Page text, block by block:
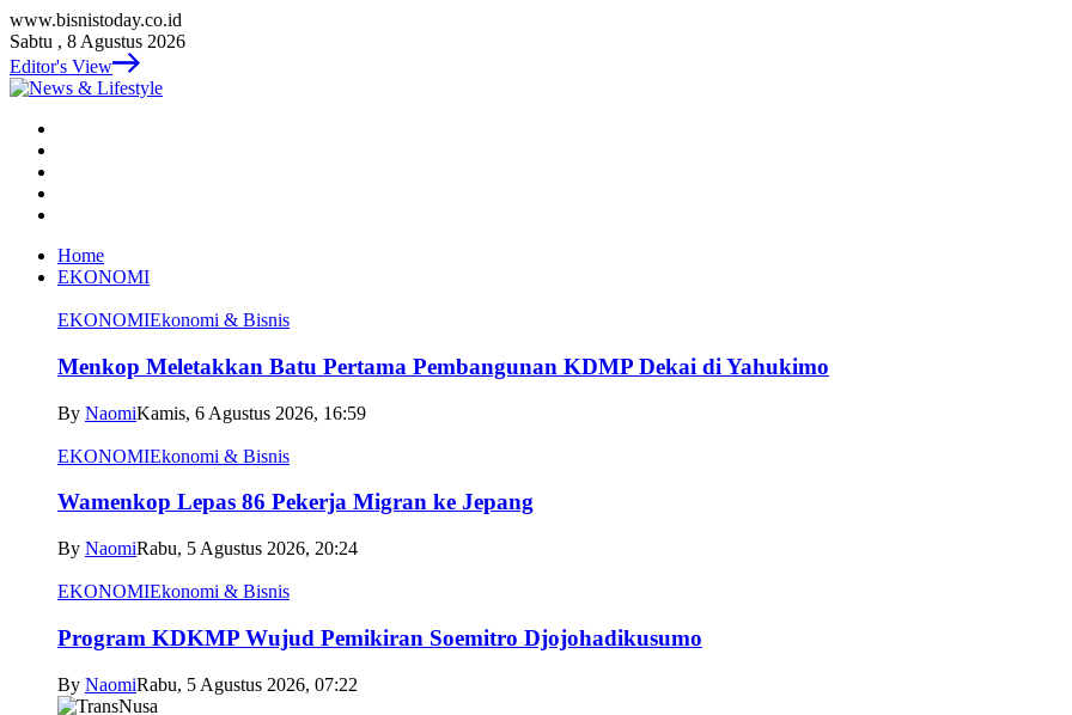
www.bisnistoday.co.id
Sabtu , 8 Agustus 2026
Editor's View
Home
EKONOMI
EKONOMIEkonomi & Bisnis
Menkop Meletakkan Batu Pertama Pembangunan KDMP Dekai di Yahukimo
By NaomiKamis, 6 Agustus 2026, 16:59
EKONOMIEkonomi & Bisnis
Wamenkop Lepas 86 Pekerja Migran ke Jepang
By NaomiRabu, 5 Agustus 2026, 20:24
EKONOMIEkonomi & Bisnis
Program KDKMP Wujud Pemikiran Soemitro Djojohadikusumo
By NaomiRabu, 5 Agustus 2026, 07:22